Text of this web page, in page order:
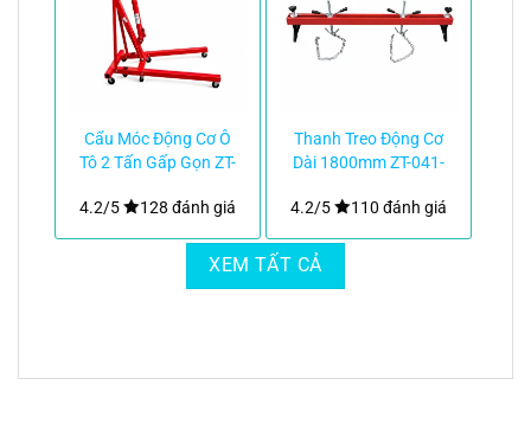
Cẩu Móc Động Cơ Ô
Tô 2 Tấn Gấp Gọn ZT-
4.2/5
128 đánh giá
Thanh Treo Động Cơ
Dài 1800mm ZT-041-
4.2/5
110 đánh giá
XEM TẤT CẢ